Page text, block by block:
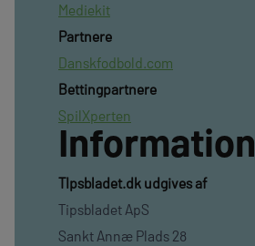
Mediekit
Partnere
Danskfodbold.com
Bettingpartnere
SpilXperten
Information
TIpsbladet.dk udgives af
Tipsbladet ApS
Sankt Annæ Plads 28